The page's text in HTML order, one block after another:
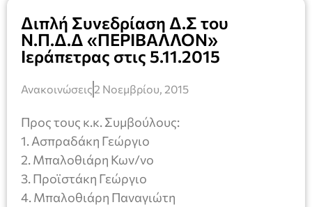
Διπλή Συνεδρίαση Δ.Σ του
Ν.Π.Δ.Δ «ΠΕΡΙΒΑΛΛΟΝ»
Ιεράπετρας στις 5.11.2015
Ανακοινώσεις 2 Νοεμβρίου, 2015
Προς τους κ.κ. Συμβούλους:
1. Ασπραδάκη Γεώργιο
2. Μπαλοθιάρη Κων/νο
3. Προϊστάκη Γεώργιο
4. Μπαλοθιάρη Παναγιώτη